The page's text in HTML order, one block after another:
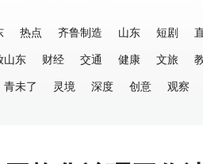
热点 齐鲁制造 山东 短剧
山东 财经 交通 健康 文旅
青未了 灵境 深度 创意 观察